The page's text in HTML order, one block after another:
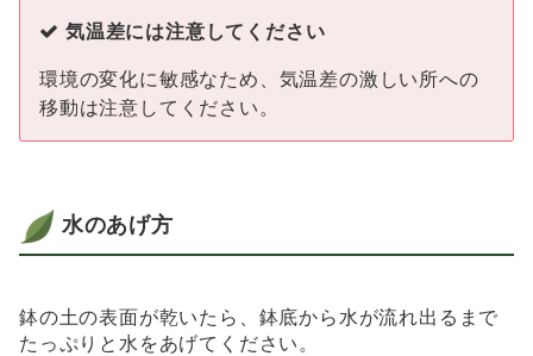
気温差には注意してください
環境の変化に敏感なため、気温差の激しい所への
移動は注意してください。
水のあげ方
鉢の土の表面が乾いたら、鉢底から水が流れ出るまで
たっぷりと水をあげてください。